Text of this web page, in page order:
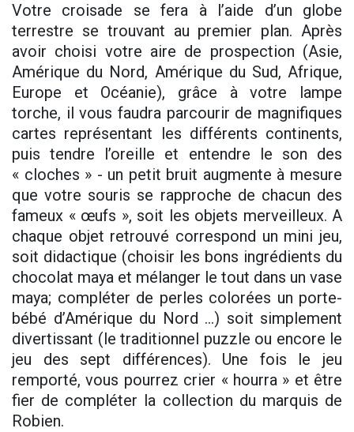
Votre croisade se fera à l’aide d’un globe
terrestre se trouvant au premier plan. Après
avoir choisi votre aire de prospection (Asie,
Amérique du Nord, Amérique du Sud, Afrique,
Europe et Océanie), grâce à votre lampe
torche, il vous faudra parcourir de magnifiques
cartes représentant les différents continents,
puis tendre l’oreille et entendre le son des
« cloches » - un petit bruit augmente à mesure
que votre souris se rapproche de chacun des
fameux « œufs », soit les objets merveilleux. A
chaque objet retrouvé correspond un mini jeu,
soit didactique (choisir les bons ingrédients du
chocolat maya et mélanger le tout dans un vase
maya; compléter de perles colorées un porte-
bébé d’Amérique du Nord …) soit simplement
divertissant (le traditionnel puzzle ou encore le
jeu des sept différences). Une fois le jeu
remporté, vous pourrez crier « hourra » et être
fier de compléter la collection du marquis de
Robien.